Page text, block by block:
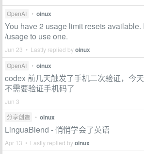
OpenAI • oinux
You have 2 usage limit resets available.
/usage to use one.
Jun 23 • Lastly replied byoinux
OpenAI • oinux
codex 前几天触发了手机二次验证，今
不需要验证手机码了
Jun 3
分享创造
• oinux
LinguaBlend - 悄悄学会了英语
Apr 13 • Lastly replied byoinux